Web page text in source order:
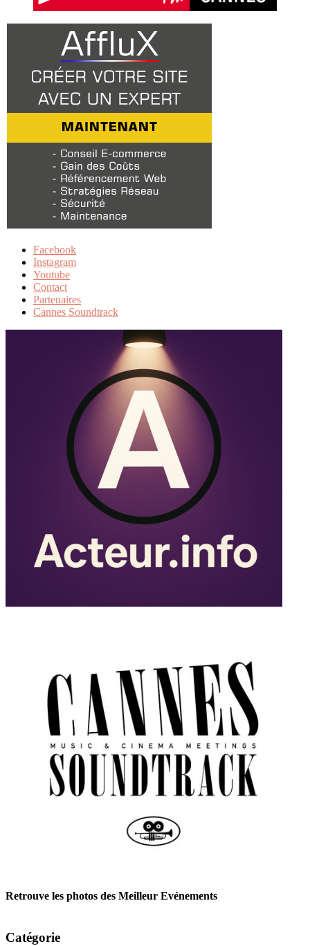
Facebook
Instagram
Youtube
Contact
Partenaires
Cannes Soundtrack
Retrouve les photos des Meilleur Evénements
Catégorie